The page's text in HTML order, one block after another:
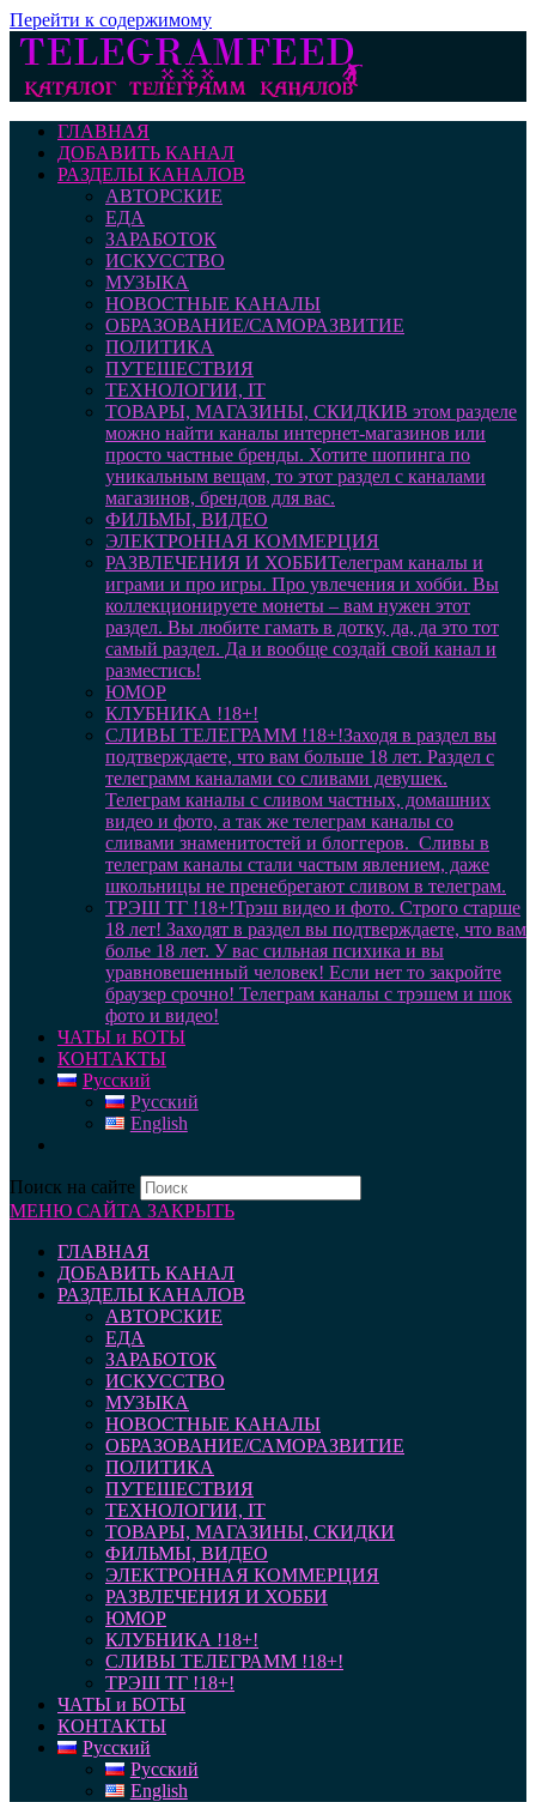
Перейти к содержимому
ГЛАВНАЯ
ДОБАВИТЬ КАНАЛ
РАЗДЕЛЫ КАНАЛОВ
АВТОРСКИЕ
ЕДА
ЗАРАБОТОК
ИСКУССТВО
МУЗЫКА
НОВОСТНЫЕ КАНАЛЫ
ОБРАЗОВАНИЕ/САМОРАЗВИТИЕ
ПОЛИТИКА
ПУТЕШЕСТВИЯ
ТЕХНОЛОГИИ, IT
ТОВАРЫ, МАГАЗИНЫ, СКИДКИВ этом разделе
можно найти каналы интернет-магазинов или
просто частные бренды. Хотите шопинга по
уникальным вещам, то этот раздел с каналами
магазинов, брендов для вас.
ФИЛЬМЫ, ВИДЕО
ЭЛЕКТРОННАЯ КОММЕРЦИЯ
РАЗВЛЕЧЕНИЯ И ХОББИТелеграм каналы и
играми и про игры. Про увлечения и хобби. Вы
коллекционируете монеты – вам нужен этот
раздел. Вы любите гамать в дотку, да, да это тот
самый раздел. Да и вообще создай свой канал и
разместись!
ЮМОР
КЛУБНИКА !18+!
СЛИВЫ ТЕЛЕГРАММ !18+!Заходя в раздел вы
подтверждаете, что вам больше 18 лет. Раздел с
телеграмм каналами со сливами девушек.
Телеграм каналы с сливом частных, домашних
видео и фото, а так же телеграм каналы со
сливами знаменитостей и блоггеров. Сливы в
телеграм каналы стали частым явлением, даже
школьницы не пренебрегают сливом в телеграм.
ТРЭШ ТГ !18+!Трэш видео и фото. Строго старше
18 лет! Заходят в раздел вы подтверждаете, что вам
болье 18 лет. У вас сильная психика и вы
уравновешенный человек! Если нет то закройте
браузер срочно! Телеграм каналы с трэшем и шок
фото и видео!
ЧАТЫ и БОТЫ
КОНТАКТЫ
Русский
Русский
English
Поиск на сайте
МЕНЮ САЙТА ЗАКРЫТЬ
ГЛАВНАЯ
ДОБАВИТЬ КАНАЛ
РАЗДЕЛЫ КАНАЛОВ
АВТОРСКИЕ
ЕДА
ЗАРАБОТОК
ИСКУССТВО
МУЗЫКА
НОВОСТНЫЕ КАНАЛЫ
ОБРАЗОВАНИЕ/САМОРАЗВИТИЕ
ПОЛИТИКА
ПУТЕШЕСТВИЯ
ТЕХНОЛОГИИ, IT
ТОВАРЫ, МАГАЗИНЫ, СКИДКИ
ФИЛЬМЫ, ВИДЕО
ЭЛЕКТРОННАЯ КОММЕРЦИЯ
РАЗВЛЕЧЕНИЯ И ХОББИ
ЮМОР
КЛУБНИКА !18+!
СЛИВЫ ТЕЛЕГРАММ !18+!
ТРЭШ ТГ !18+!
ЧАТЫ и БОТЫ
КОНТАКТЫ
Русский
Русский
English